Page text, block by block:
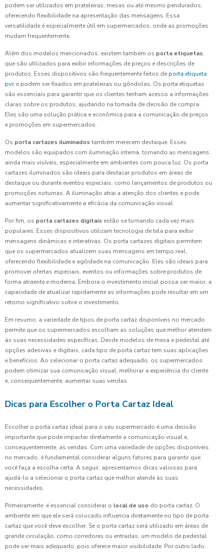
podem ser utilizados em prateleiras, mesas ou até mesmo pendurados,
oferecendo flexibilidade na apresentação das mensagens. Essa
versatilidade é especialmente útil em supermercados, onde as promoções
mudam frequentemente.
Além dos modelos mencionados, existem também os porta etiquetas,
que são utilizados para exibir informações de preços e descrições de
produtos. Esses dispositivos são frequentemente feitos de porta etiqueta
pvc e podem ser fixados em prateleiras ou gôndolas. Os porta etiquetas
são essenciais para garantir que os clientes tenham acesso a informações
claras sobre os produtos, ajudando na tomada de decisão de compra.
Eles são uma solução prática e econômica para a comunicação de preços
e promoções em supermercados.
Os porta cartazes iluminados também merecem destaque. Esses
modelos são equipados com iluminação interna, tornando as mensagens
ainda mais visíveis, especialmente em ambientes com pouca luz. Os porta
cartazes iluminados são ideais para destacar produtos em áreas de
destaque ou durante eventos especiais, como lançamentos de produtos ou
promoções noturnas. A iluminação atrai a atenção dos clientes e pode
aumentar significativamente a eficácia da comunicação visual.
Por fim, os porta cartazes digitais estão se tornando cada vez mais
populares. Esses dispositivos utilizam tecnologia de tela para exibir
mensagens dinâmicas e interativas. Os porta cartazes digitais permitem
que os supermercados atualizem suas mensagens em tempo real,
oferecendo flexibilidade e agilidade na comunicação. Eles são ideais para
promover ofertas especiais, eventos ou informações sobre produtos de
forma atraente e moderna. Embora o investimento inicial possa ser maior, a
capacidade de atualizar rapidamente as informações pode resultar em um
retorno significativo sobre o investimento.
Em resumo, a variedade de tipos de porta cartaz disponíveis no mercado
permite que os supermercados escolham as soluções que melhor atendem
às suas necessidades específicas. Desde modelos de mesa e pedestal até
opções adesivas e digitais, cada tipo de porta cartaz tem suas aplicações
e benefícios. Ao selecionar o porta cartaz adequado, os supermercados
podem otimizar sua comunicação visual, melhorar a experiência do cliente
e, consequentemente, aumentar suas vendas.
Dicas para Escolher o Porta Cartaz Ideal
Escolher o porta cartaz ideal para o seu supermercado é uma decisão
importante que pode impactar diretamente a comunicação visual e,
consequentemente, as vendas. Com uma variedade de opções disponíveis
no mercado, é fundamental considerar alguns fatores para garantir que
você faça a escolha certa. A seguir, apresentamos dicas valiosas para
ajudá-lo a selecionar o porta cartaz que melhor atende às suas
necessidades.
Primeiramente, é essencial considerar o local de uso do porta cartaz. O
ambiente em que ele será colocado influencia diretamente no tipo de porta
cartaz que você deve escolher. Se o porta cartaz será utilizado em áreas de
grande circulação, como corredores ou entradas, um modelo de pedestal
pode ser mais adequado, pois oferece maior visibilidade. Por outro lado,